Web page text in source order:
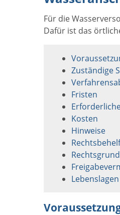
Für die
Dafür ist das
Zuständige
Fristen
Kosten
Hinweise
Rechtsbehelf
Lebenslagen